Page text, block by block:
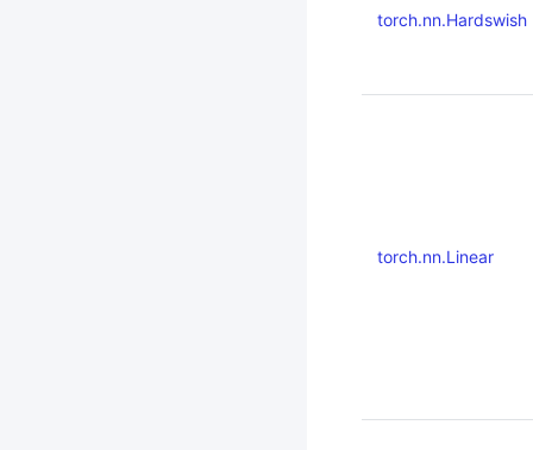
torch.nn.Hardswish
torch.nn.Linear